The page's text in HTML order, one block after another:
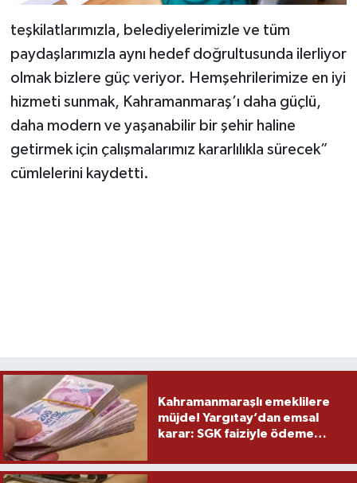
teşkilatlarımızla, belediyelerimizle ve tüm
paydaşlarımızla aynı hedef doğrultusunda ilerliyor
olmak bizlere güç veriyor. Hemşehrilerimize en iyi
hizmeti sunmak, Kahramanmaraş’ı daha güçlü,
daha modern ve yaşanabilir bir şehir haline
getirmek için çalışmalarımız kararlılıkla sürecek”
cümlelerini kaydetti.
Kahramanmaraşlı emeklilere
müjde! Yargıtay’dan emsal
karar: SGK faiziyle ödeme